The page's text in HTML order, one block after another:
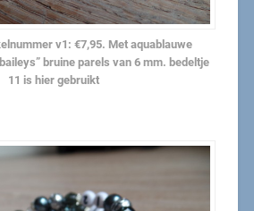
v1: €7,95. Met aquablauwe
bruine parels van 6 mm. bedeltje
11 is hier gebruikt